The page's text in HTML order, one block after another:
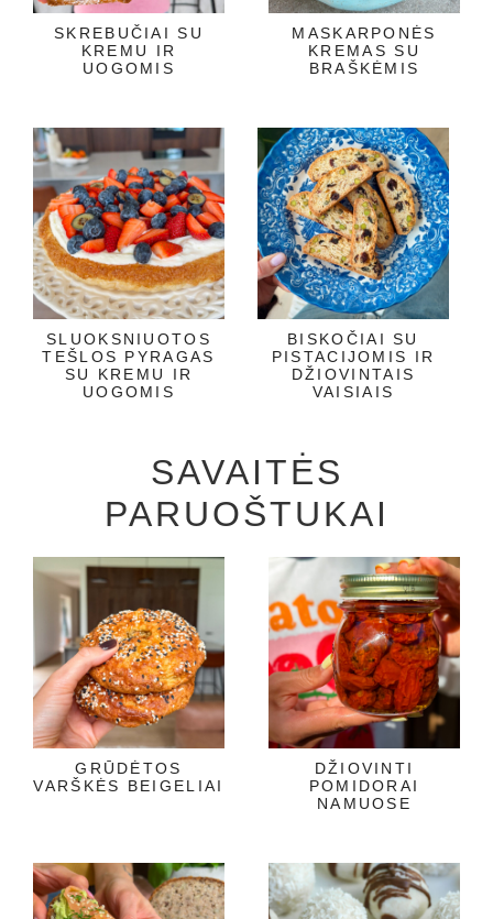
SKREBUČIAI SU
KREMU IR
UOGOMIS
MASKARPONĖS
KREMAS SU
BRAŠKĖMIS
SLUOKSNIUOTOS
TEŠLOS PYRAGAS
SU KREMU IR
UOGOMIS
BISKOČIAI SU
PISTACIJOMIS IR
DŽIOVINTAIS
VAISIAIS
SAVAITĖS
PARUOŠTUKAI
GRŪDĖTOS
VARŠKĖS BEIGELIAI
DŽIOVINTI
POMIDORAI
NAMUOSE